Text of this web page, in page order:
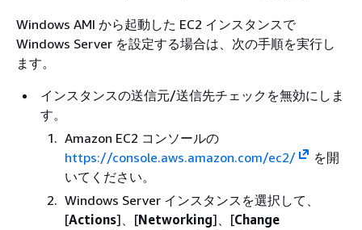
Windows AMI から起動した EC2 インスタンスで
Windows Server を設定する場合は、次の手順を実行し
ます。
インスタンスの送信元/送信先チェックを無効にしま
す。
Amazon EC2 コンソールの
https://console.aws.amazon.com/ec2/
を開
いてください。
Windows Server インスタンスを選択して、
[Actions]、[Networking]、[Change